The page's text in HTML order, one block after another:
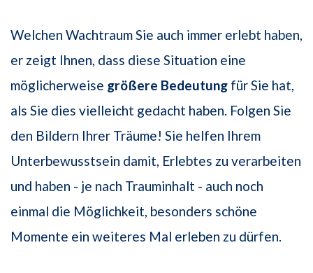
Welchen Wachtraum Sie auch immer erlebt haben,
er zeigt Ihnen, dass diese Situation eine
möglicherweise größere Bedeutung für Sie hat,
als Sie dies vielleicht gedacht haben. Folgen Sie
den Bildern Ihrer Träume! Sie helfen Ihrem
Unterbewusstsein damit, Erlebtes zu verarbeiten
und haben - je nach Trauminhalt - auch noch
einmal die Möglichkeit, besonders schöne
Momente ein weiteres Mal erleben zu dürfen.